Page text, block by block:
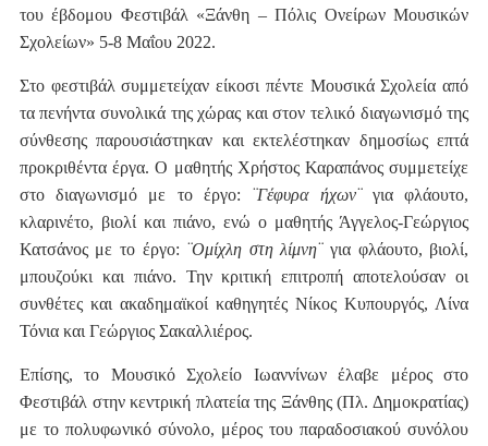
του έβδομου Φεστιβάλ «Ξάνθη – Πόλις Ονείρων Μουσικών
Σχολείων» 5-8 Μαΐου 2022.
Στο φεστιβάλ συμμετείχαν είκοσι πέντε Μουσικά Σχολεία από
τα πενήντα συνολικά της χώρας και στον τελικό διαγωνισμό της
σύνθεσης παρουσιάστηκαν και εκτελέστηκαν δημοσίως επτά
προκριθέντα έργα. Ο μαθητής Χρήστος Καραπάνος συμμετείχε
στο διαγωνισμό με το έργο: ¨Γέφυρα ήχων¨για φλάουτο,
κλαρινέτο, βιολί και πιάνο, ενώ ο μαθητής Άγγελος-Γεώργιος
Κατσάνος με το έργο: ¨Ομίχλη στη λίμνη¨για φλάουτο, βιολί,
μπουζούκι και πιάνο. Την κριτική επιτροπή αποτελούσαν οι
συνθέτες και ακαδημαϊκοί καθηγητές Νίκος Κυπουργός, Λίνα
Τόνια και Γεώργιος Σακαλλιέρος.
Επίσης, το Μουσικό Σχολείο Ιωαννίνων έλαβε μέρος στο
Φεστιβάλ στην κεντρική πλατεία της Ξάνθης (Πλ. Δημοκρατίας)
με το πολυφωνικό σύνολο, μέρος του παραδοσιακού συνόλου